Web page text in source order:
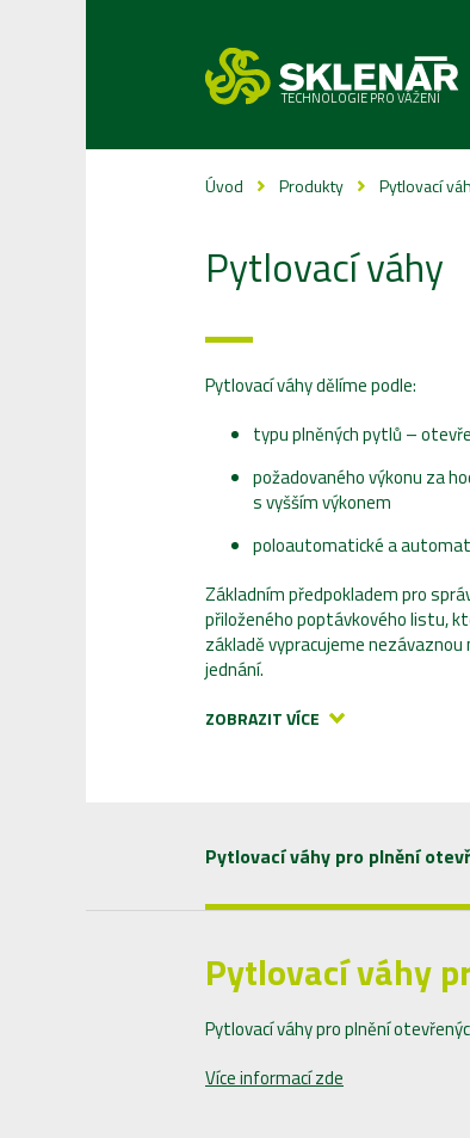
TECHNOLOGIE PRO VÁŽENÍ
Úvod Produkty Pytlovací
Pytlovací váhy
Pytlovací váhy dělíme podle:
typu plněných pytlů –
požadovaného výkonu za
s vyšším výkonem
poloautomatické a
Základním předpokladem pro
přiloženého poptávkového listu,
základě vypracujeme
jednání.
ZOBRAZIT VÍCE
Pytlovací váhy pro plnění
Pytlovací váhy
Pytlovací váhy pro plnění
Více informací zde